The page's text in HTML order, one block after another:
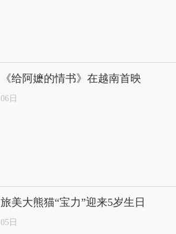
《给阿嬷的情书》在越南首映
06日
旅美大熊猫“宝力”迎来5岁生日
05日